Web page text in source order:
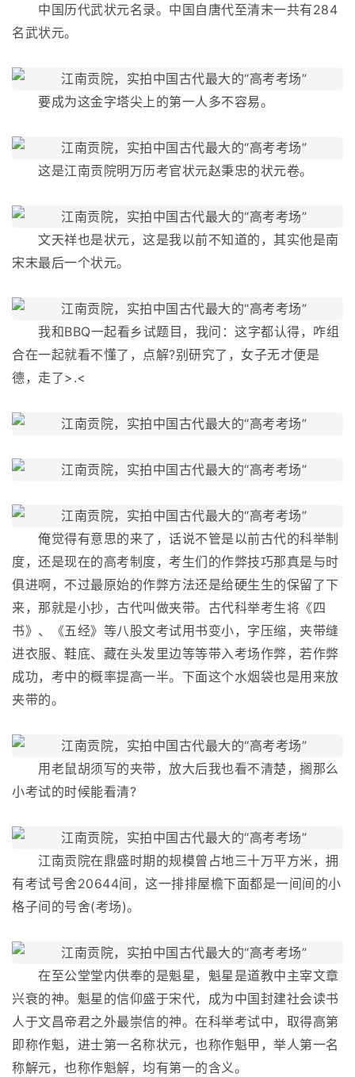
中国历代武状元名录。中国自唐代至清末一共有284
名武状元。
要成为这金字塔尖上的第一人多不容易。
这是江南贡院明万历考官状元赵秉忠的状元卷。
文天祥也是状元，这是我以前不知道的，其实他是南
宋末最后一个状元。
我和BBQ一起看乡试题目，我问：这字都认得，咋组
合在一起就看不懂了，点解?别研究了，女子无才便是
德，走了>.<
俺觉得有意思的来了，话说不管是以前古代的科举制
度，还是现在的高考制度，考生们的作弊技巧那真是与时
俱进啊，不过最原始的作弊方法还是给硬生生的保留了下
来，那就是小抄，古代叫做夹带。古代科举考生将《四
书》、《五经》等八股文考试用书变小，字压缩，夹带缝
进衣服、鞋底、藏在头发里边等等带入考场作弊，若作弊
成功，考中的概率提高一半。下面这个水烟袋也是用来放
夹带的。
用老鼠胡须写的夹带，放大后我也看不清楚，搁那么
小考试的时候能看清?
江南贡院在鼎盛时期的规模曾占地三十万平方米，拥
有考试号舍20644间，这一排排屋檐下面都是一间间的小
格子间的号舍(考场)。
在至公堂堂内供奉的是魁星，魁星是道教中主宰文章
兴衰的神。魁星的信仰盛于宋代，成为中国封建社会读书
人于文昌帝君之外最崇信的神。在科举考试中，取得高第
即称作魁，进士第一名称状元，也称作魁甲，举人第一名
称解元，也称作魁解，均有第一的含义。